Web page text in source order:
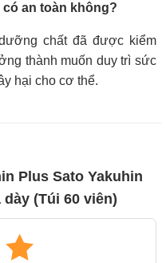
an toàn không?
chất đã được kiểm
thành muốn duy trì sức
hại cho cơ thể.
Plus Sato Yakuhin
(Túi 60 viên)